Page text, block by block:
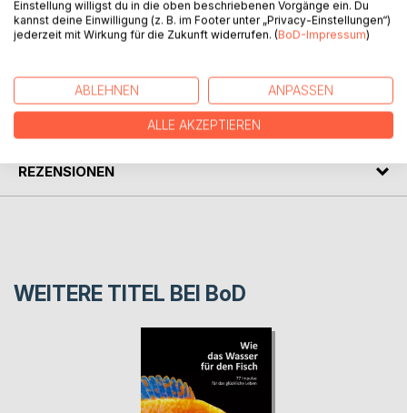
Zufriedenheit und Freude führt.
AUTOR/IN
REZENSIONEN
WEITERE TITEL BEI BoD
Einstellung willigst du in die oben beschriebenen Vorgänge ein. Du
kannst deine Einwilligung (z. B. im Footer unter „Privacy-Einstellungen“)
jederzeit mit Wirkung für die Zukunft widerrufen. (BoD-Impressum)
ABLEHNEN ANPASSEN
ALLE AKZEPTIEREN